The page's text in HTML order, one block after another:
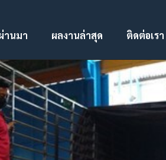
านมา ผลงานล่าสุด ติดต่อเรา